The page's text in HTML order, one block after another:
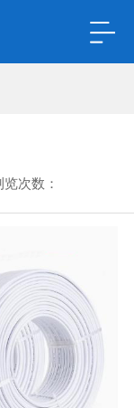
次数：